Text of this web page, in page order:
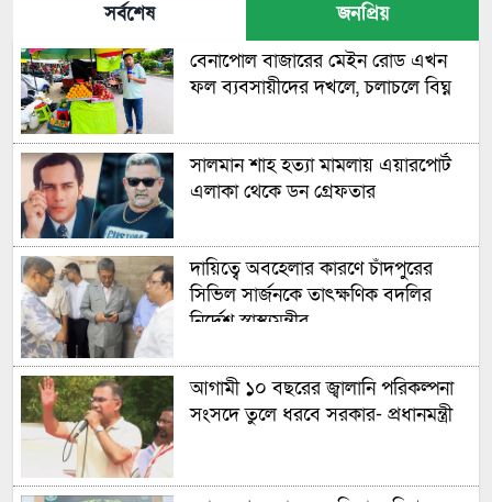
সর্বশেষ জনপ্রিয়
বেনাপোল বাজারের মেইন রোড এখন
ফল ব্যবসায়ীদের দখলে, চলাচলে বিঘ্ন
সালমান শাহ হত্যা মামলায় এয়ারপোর্ট
এলাকা থেকে ডন গ্রেফতার
দায়িত্বে অবহেলার কারণে চাঁদপুরের
সিভিল সার্জনকে তাৎক্ষণিক বদলির
নির্দেশ স্বাস্থ্যমন্ত্রীর
আগামী ১০ বছরের জ্বালানি পরিকল্পনা
সংসদে তুলে ধরবে সরকার- প্রধানমন্ত্রী